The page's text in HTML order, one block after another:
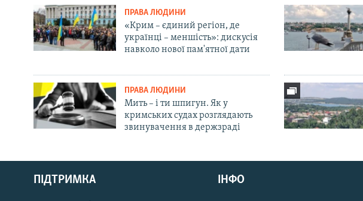
Русский
Qırımtatar
ПРАВА ЛЮДИНИ
«Крим – єдиний регіон, де
українці – меншість»: дискусія
навколо нової пам'ятної дати
ПРАВА ЛЮДИНИ
Мить – і ти шпигун. Як у
кримських судах розглядають
звинувачення в держзраді
ПІДТРИМКА ІНФО